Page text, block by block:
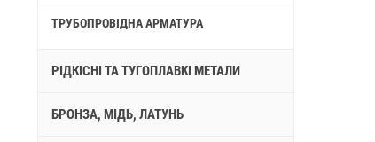
ТРУБОПРОВІДНА АРМАТУРА
РІДКІСНІ ТА ТУГОПЛАВКІ МЕТАЛИ
БРОНЗА, МІДЬ, ЛАТУНЬ